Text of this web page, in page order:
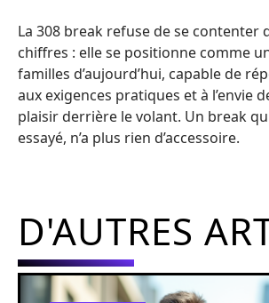
La 308 break refuse de se contenter
chiffres : elle se positionne comme
familles d’aujourd’hui, capable de
aux exigences pratiques et à l’envie
plaisir derrière le volant. Un break
essayé, n’a plus rien d’accessoire.
D'AUTRES